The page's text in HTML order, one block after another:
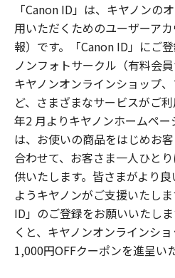
「Canon ID」は、キヤノンの
用いただくためのユーザーア
報）です。「Canon ID」にご
ノンフォトサークル（有料会員
キヤノンオンラインショップ
ど、さまざまなサービスがご
年2 月よりキヤノンホームペ
は、お使いの商品をはじめお
合わせて、お客さま一人ひと
供いたします。皆さまがより
ようキヤノンがご支援いたし
ID」のご登録をお願いいたし
くと、キヤノンオンラインシ
1,000円OFFクーポンを進呈い